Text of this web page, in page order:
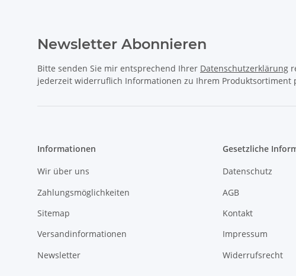
Newsletter Abonnieren
Bitte senden Sie mir entsprechend Ihrer Datenschutzerklärung
jederzeit widerruflich Informationen zu Ihrem Produktsortiment
Informationen
Wir über uns
Zahlungsmöglichkeiten
Sitemap
Versandinformationen
Newsletter
Gesetzliche
Datenschutz
AGB
Kontakt
Impressum
Widerrufsrecht